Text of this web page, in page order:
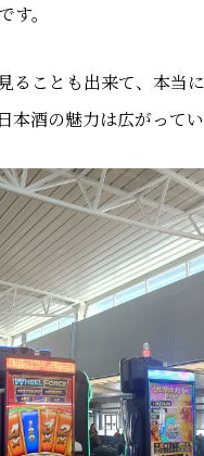
。
ることも出来て、本当
酒の魅力は広がってい